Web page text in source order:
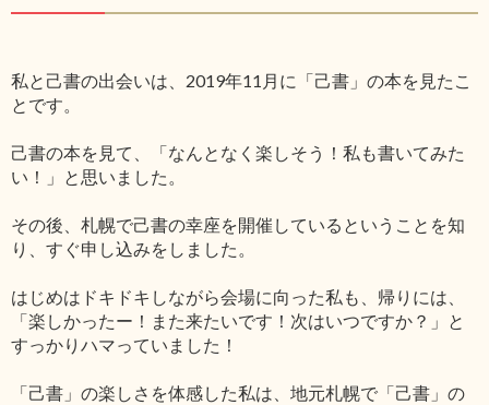
私と己書の出会いは、2019年11月に「己書」の本を見たこ
とです。
己書の本を見て、「なんとなく楽しそう！私も書いてみた
い！」と思いました。
その後、札幌で己書の幸座を開催しているということを知
り、すぐ申し込みをしました。
はじめはドキドキしながら会場に向った私も、帰りには、
「楽しかったー！また来たいです！次はいつですか？」と
すっかりハマっていました！
「己書」の楽しさを体感した私は、地元札幌で「己書」の